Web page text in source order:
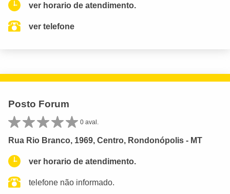
ver horario de atendimento.
ver telefone
Posto Forum
0 aval.
Rua Rio Branco, 1969, Centro, Rondonópolis - MT
ver horario de atendimento.
telefone não informado.